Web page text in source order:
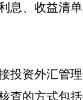
息、收益清
投资外汇管
查的方式包